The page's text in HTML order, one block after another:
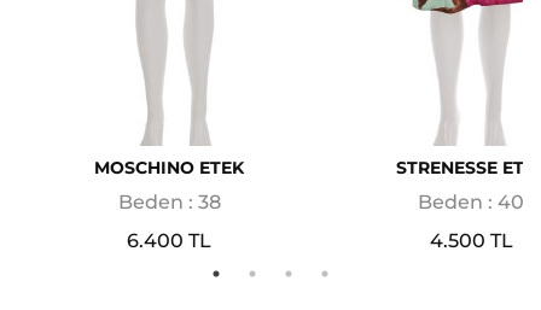
MOSCHINO ETEK
Beden : 38
6.400 TL
STRENESSE
Beden : 40
4.500 TL